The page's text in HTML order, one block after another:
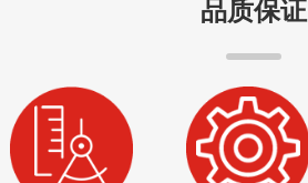
品质保证